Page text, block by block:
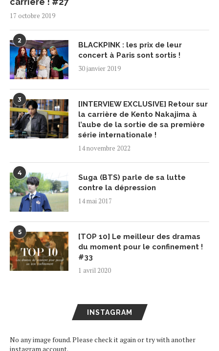
17 octobre 2019
2
BLACKPINK : les prix de leur
concert à Paris sont sortis !
30 janvier 2019
3
[INTERVIEW EXCLUSIVE] Retour sur
la carrière de Kento Nakajima à
l’aube de la sortie de sa première
série internationale !
14 novembre 2022
4
Suga (BTS) parle de sa lutte
contre la dépression
14 mai 2017
5
[TOP 10] Le meilleur des dramas
du moment pour le confinement !
#33
1 avril 2020
INSTAGRAM
No any image found. Please check it again or try with another
instagram account.